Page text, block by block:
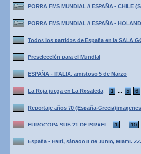
PORRA FMS MUNDIAL // ESPAÑA - CHILE
PORRA FMS MUNDIAL // ESPAÑA -
Todos los partidos de España en la SALA
Preselección para el Mundial
ESPAÑA - ITALIA, amistoso 5 de Marzo
La Roja juega en La Rosaleda 1 5 6
Reportaje años 70 (España-
EUROCOPA SUB 21 DE ISRAEL 1 10
España - Haití, sábado 8 de Junio, Miami.